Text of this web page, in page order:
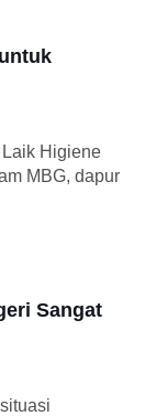
Higiene
MBG, dapur
Sangat